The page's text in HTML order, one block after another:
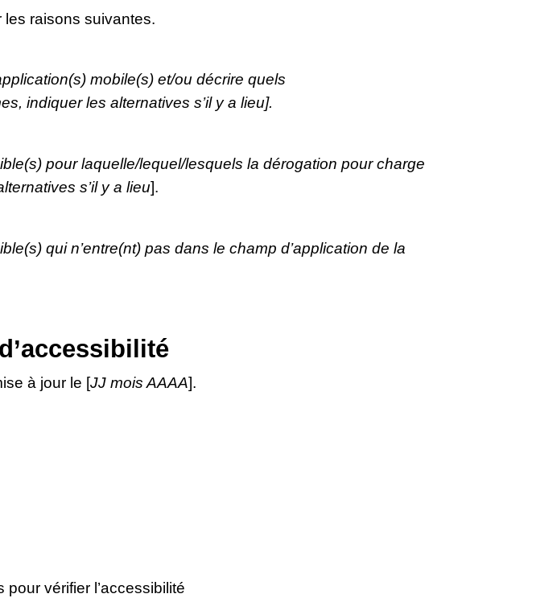
raisons suivantes.
mobile(s) et/ou décrire quels
indiquer les alternatives s’il y a lieu].
pour laquelle/lequel/lesquels la dérogation pour charge
s’il y a lieu].
qui n’entre(nt) pas dans le champ d’application de la
à jour le [JJ mois AAAA].
vérifier l’accessibilité